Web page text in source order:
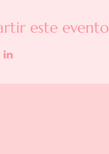
este evento